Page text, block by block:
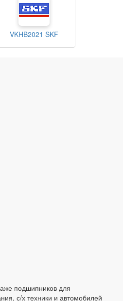
VKHB2021 SKF
подшипников для
с/х техники и автомобилей